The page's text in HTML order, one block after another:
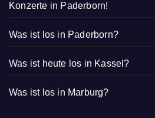
Konzerte in Paderborn!
Was ist los in Paderborn?
Was ist heute los in Kassel?
Was ist los in Marburg?